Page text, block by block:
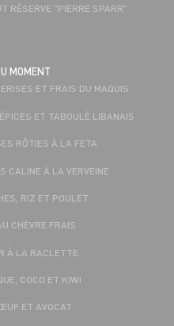
RÉSERVE "PIERRE SPARR"
MOMENT
ET FRAIS DU MAQUIS
ET TABOULÉ LIBANAIS
RÔTIES À LA FETA
CALINE À LA VERVEINE
RIZ ET POULET
CHÈVRE FRAIS
À LA RACLETTE
COCO ET KIWI
ET AVOCAT